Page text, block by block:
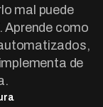
mal puede
Aprende como
de